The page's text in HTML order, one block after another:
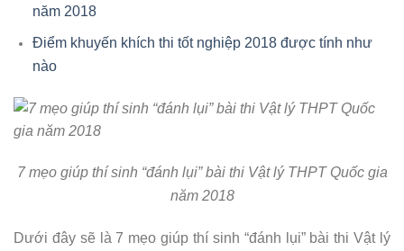
năm 2018
Điểm khuyến khích thi tốt nghiệp 2018 được tính như
nào
7 mẹo giúp thí sinh “đánh lụi” bài thi Vật lý THPT Quốc gia
năm 2018
Dưới đây sẽ là 7 mẹo giúp thí sinh “đánh lụi” bài thi Vật lý